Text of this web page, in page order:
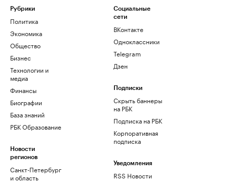
Рубрики
Политика
Экономика
Общество
Бизнес
Технологии и
медиа
Финансы
Биографии
База знаний
РБК Образование
Новости
регионов
Санкт-Петербург
и область
Социальные
сети
ВКонтакте
Одноклассники
Telegram
Дзен
Подписки
Скрыть баннеры
на РБК
Подписка на РБК
Корпоративная
подписка
Уведомления
RSS Новости